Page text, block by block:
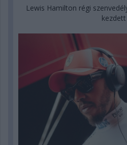
Lewis Hamilton régi
kezdett